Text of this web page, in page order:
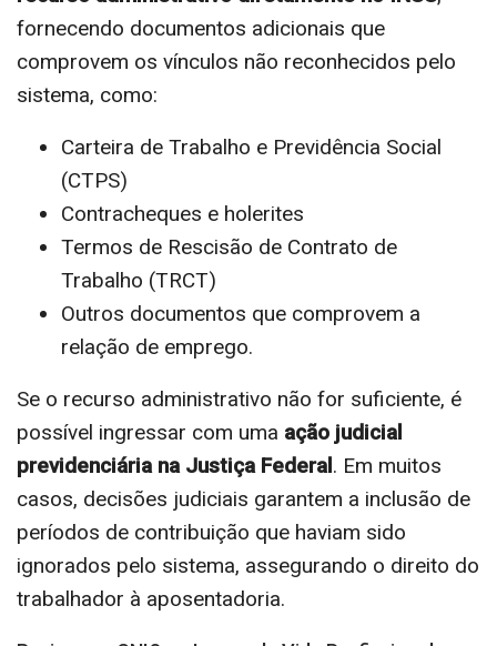
fornecendo documentos adicionais que
comprovem os vínculos não reconhecidos pelo
sistema, como:
Carteira de Trabalho e Previdência Social
(CTPS)
Contracheques e holerites
Termos de Rescisão de Contrato de
Trabalho (TRCT)
Outros documentos que comprovem a
relação de emprego.
Se o recurso administrativo não for suficiente, é
possível ingressar com uma ação judicial
previdenciária na Justiça Federal. Em muitos
casos, decisões judiciais garantem a inclusão de
períodos de contribuição que haviam sido
ignorados pelo sistema, assegurando o direito do
trabalhador à aposentadoria.